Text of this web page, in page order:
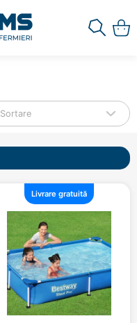
Sortare
Livrare gratuită